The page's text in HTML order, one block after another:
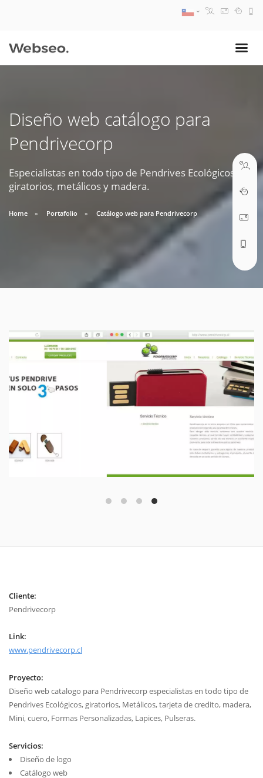
Diseño web catálogo para
Pendrivecorp
Especialistas en todo tipo de Pendrives Ecológicos,
giratorios, metálicos y madera.
Home Portafolio Catálogo web para Pendrivecorp
Cliente:
Pendrivecorp
Link:
www.pendrivecorp.cl
Proyecto:
Diseño web catalogo para Pendrivecorp especialistas en todo tipo de
Pendrives Ecológicos, giratorios, Metálicos, tarjeta de credito, madera,
Mini, cuero, Formas Personalizadas, Lapices, Pulseras.
Servicios:
Diseño de logo
Catálogo web
09:30 AM A 18:30 PM
soporte@webseo.cl
ABRIR TICKET